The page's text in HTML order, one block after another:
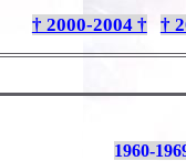
† 2000-2004 †
†
1960-